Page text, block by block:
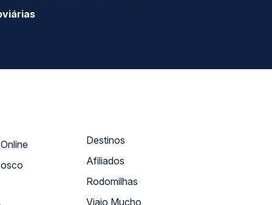
Atendimento Online
Destinos
Afiliados
Rodomilhas
Viajo Mucho